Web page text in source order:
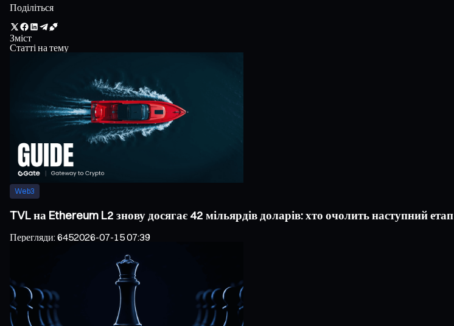
Поділіться
Зміст
Статті на тему
Web3
TVL на Ethereum L2 знову досягає 42 мільярдів доларів: хто очолить наступний
Перегляди:6452026-07-15 07:39